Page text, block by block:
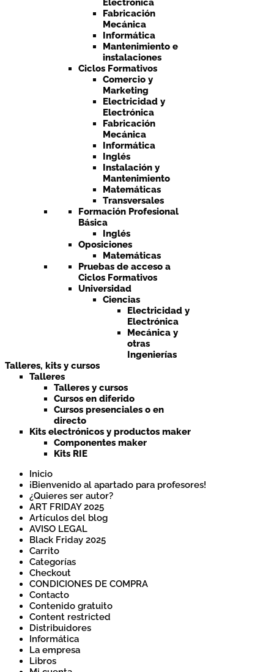
Electrónica
Fabricación
Mecánica
Informática
Mantenimiento e
instalaciones
Ciclos Formativos
Comercio y
Marketing
Electricidad y
Electrónica
Fabricación
Mecánica
Informática
Inglés
Instalación y
Mantenimiento
Matemáticas
Transversales
Formación Profesional
Básica
Inglés
Oposiciones
Matemáticas
Pruebas de acceso a
Ciclos Formativos
Universidad
Ciencias
Electricidad y
Electrónica
Mecánica y
otras
Ingenierías
Talleres, kits y cursos
Talleres
Talleres y cursos
Cursos en diferido
Cursos presenciales o en
directo
Kits electrónicos y productos maker
Componentes maker
Kits RIE
Inicio
¡Bienvenido al apartado para profesores!
¿Quieres ser autor?
ART FRIDAY 2025
Artículos del blog
AVISO LEGAL
Black Friday 2025
Carrito
Categorías
Checkout
CONDICIONES DE COMPRA
Contacto
Contenido gratuito
Content restricted
Distribuidores
Informática
La empresa
Libros